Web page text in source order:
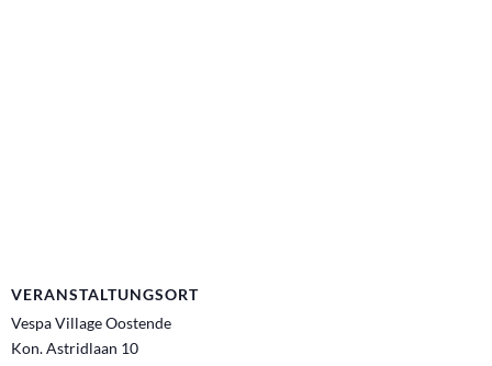
VERANSTALTUNGSORT
Vespa Village Oostende
Kon. Astridlaan 10